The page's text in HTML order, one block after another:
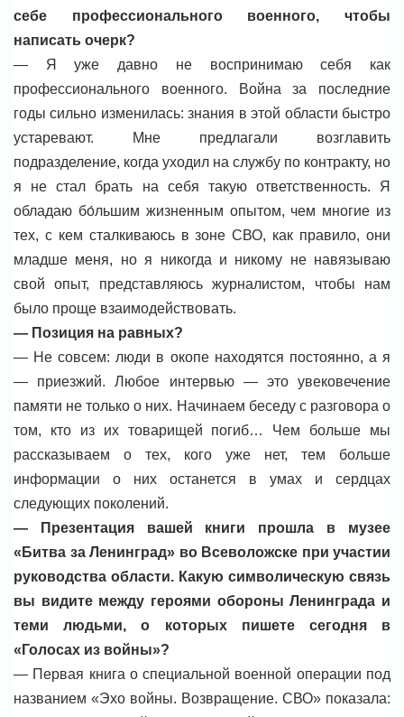
себе профессионального военного, чтобы
написать очерк?
— Я уже давно не воспринимаю себя как
профессионального военного. Война за последние
годы сильно изменилась: знания в этой области быстро
устаревают. Мне предлагали возглавить
подразделение, когда уходил на службу по контракту, но
я не стал брать на себя такую ответственность. Я
обладаю бо́льшим жизненным опытом, чем многие из
тех, с кем сталкиваюсь в зоне СВО, как правило, они
младше меня, но я никогда и никому не навязываю
свой опыт, представляюсь журналистом, чтобы нам
было проще взаимодействовать.
— Позиция на равных?
— Не совсем: люди в окопе находятся постоянно, а я
— приезжий. Любое интервью — это увековечение
памяти не только о них. Начинаем беседу с разговора о
том, кто из их товарищей погиб… Чем больше мы
рассказываем о тех, кого уже нет, тем больше
информации о них останется в умах и сердцах
следующих поколений.
— Презентация вашей книги прошла в музее
«Битва за Ленинград» во Всеволожске при участии
руководства области. Какую символическую связь
вы видите между героями обороны Ленинграда и
теми людьми, о которых пишете сегодня в
«Голосах из войны»?
— Первая книга о специальной военной операции под
названием «Эхо войны. Возвращение. СВО» показала: